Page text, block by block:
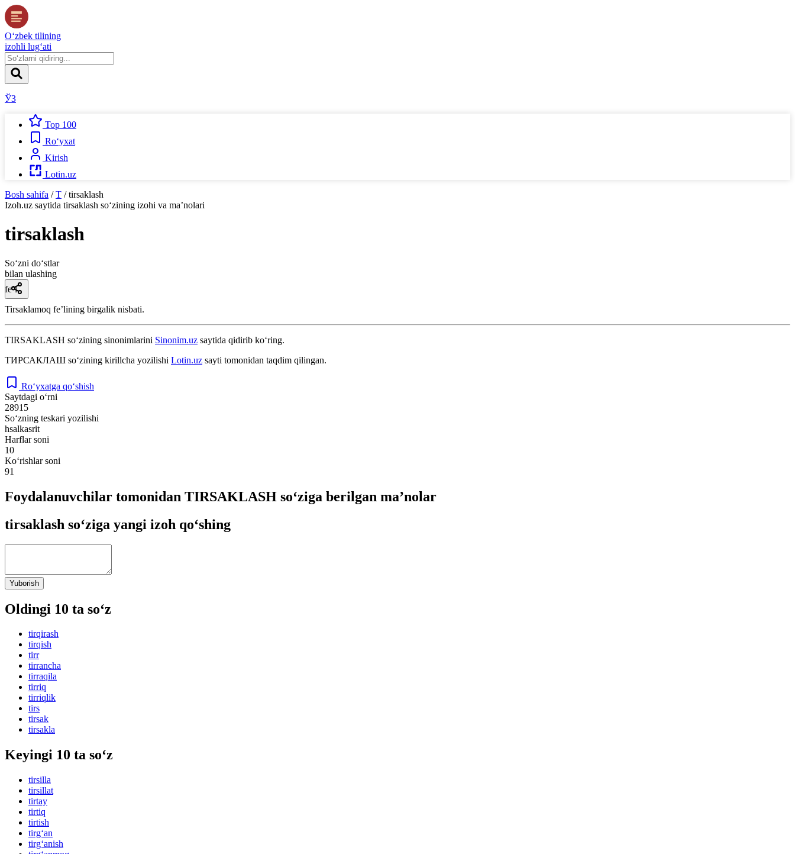
O‘zbek tilining
izohli lug‘ati
ЎЗ
Top 100
Ro‘yxat
Kirish
Lotin.uz
Bosh sahifa / T / tirsaklash
Izoh.uz saytida tirsaklash so‘zining izohi va ma’nolari
tirsaklash
So‘zni do‘stlar
bilan ulashing
fe’l
Tirsaklamoq feʼlining birgalik nisbati.
TIRSAKLASH so‘zining sinonimlarini Sinonim.uz saytida qidirib ko‘ring.
ТИРСАКЛАШ so‘zining kirillcha yozilishi Lotin.uz sayti tomonidan taqdim qilingan.
Ro‘yxatga qo‘shish
Saytdagi o‘rni
28915
So‘zning teskari yozilishi
hsalkasrit
Harflar soni
10
Ko‘rishlar soni
91
Foydalanuvchilar tomonidan TIRSAKLASH so‘ziga berilgan ma’nolar
tirsaklash so‘ziga yangi izoh qo‘shing
Yuborish
Oldingi 10 ta so‘z
tirqirash
tirqish
tirr
tirrancha
tirraqila
tirriq
tirriqlik
tirs
tirsak
tirsakla
Keyingi 10 ta so‘z
tirsilla
tirsillat
tirtay
tirtiq
tirtish
tirg‘an
tirg‘anish